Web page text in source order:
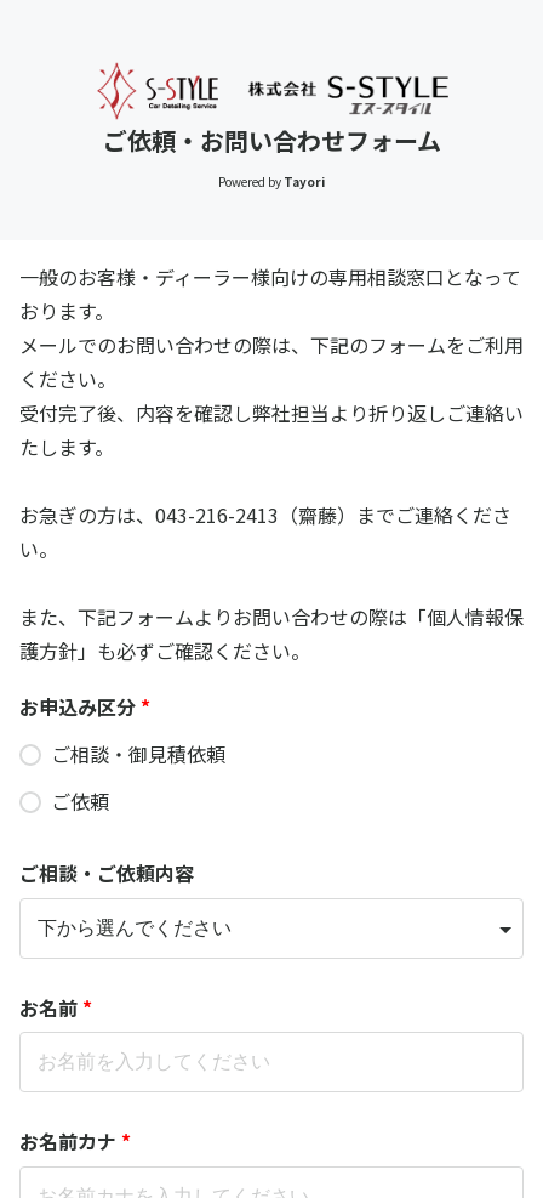
ご依頼・お問い合わせフォーム
Powered by Tayori
一般のお客様・ディーラー様向けの専用相談窓口となって
おります。
メールでのお問い合わせの際は、下記のフォームをご利用
ください。
受付完了後、内容を確認し弊社担当より折り返しご連絡い
たします。
お急ぎの方は、043-216-2413（齋藤）までご連絡くださ
い。
また、下記フォームよりお問い合わせの際は「個人情報保
護方針」も必ずご確認ください。
お申込み区分 *
ご相談・御見積依頼
ご依頼
ご相談・ご依頼内容
お名前 *
お名前カナ *